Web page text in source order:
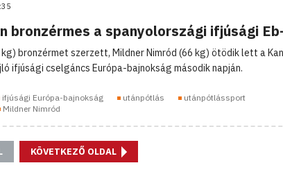
bronzérmes a spanyolországi ifjúsági
kg) bronzérmet szerzett, Mildner Nimród (66 kg) ötödik lett a
ifjúsági cselgáncs Európa-bajnokság második napján.
ifjúsági Európa-bajnokság utánpótlás
utánpótlássport
Mildner Nimród
KÖVETKEZŐ OLDAL